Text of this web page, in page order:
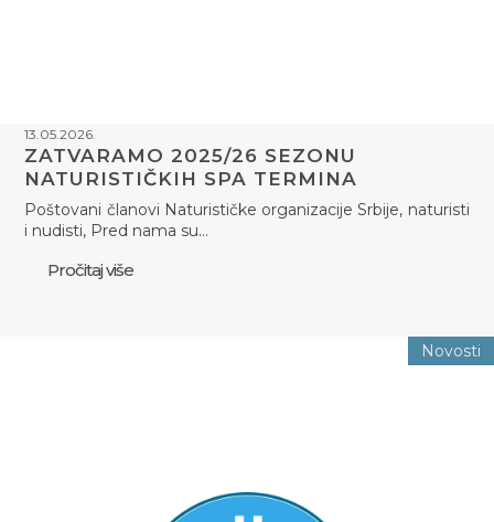
13.05.2026.
ZATVARAMO 2025/26 SEZONU
NATURISTIČKIH SPA TERMINA
Poštovani članovi Naturističke organizacije Srbije, naturisti
i nudisti, Pred nama su…
Pročitaj više
Novosti